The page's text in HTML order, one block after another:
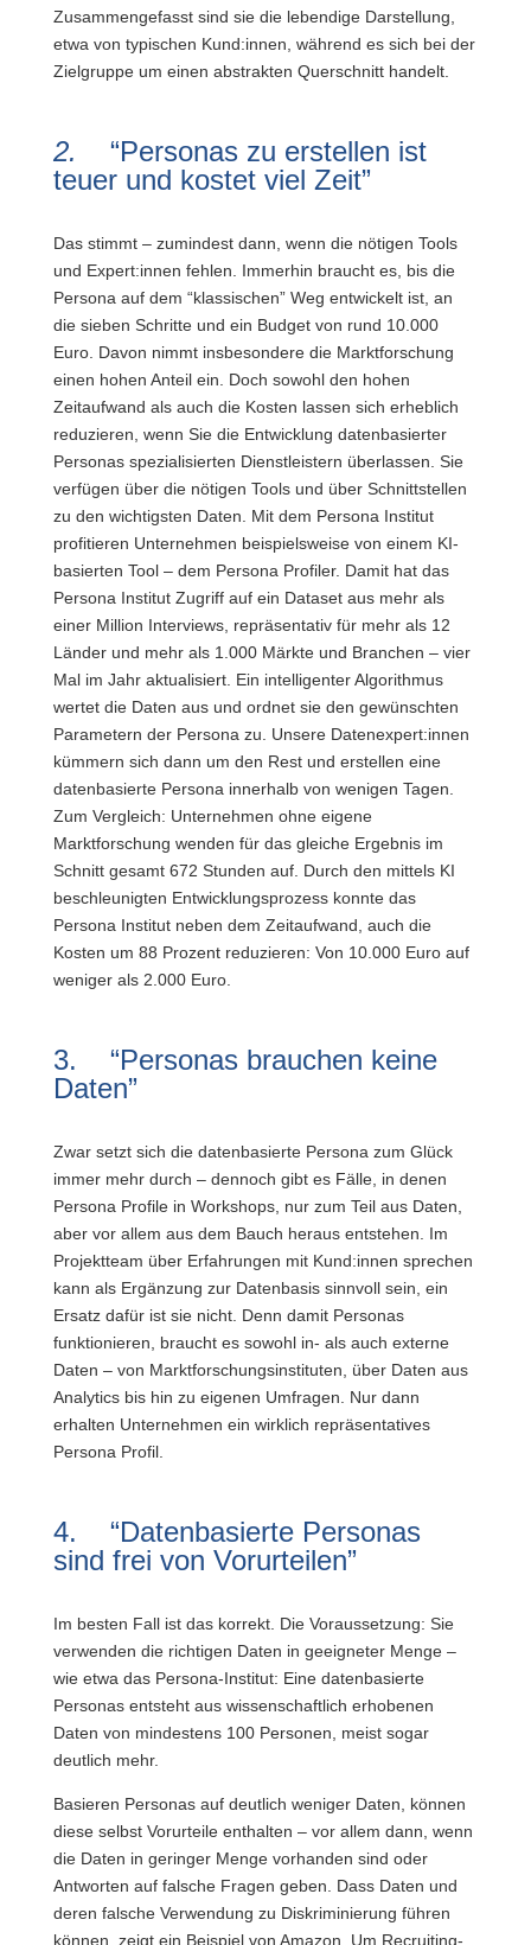
Zusammengefasst sind sie die lebendige Darstellung,
etwa von typischen Kund:innen, während es sich bei der
Zielgruppe um einen abstrakten Querschnitt handelt.
2. “Personas zu erstellen ist
teuer und kostet viel Zeit”
Das stimmt – zumindest dann, wenn die nötigen Tools
und Expert:innen fehlen. Immerhin braucht es, bis die
Persona auf dem “klassischen” Weg entwickelt ist, an
die sieben Schritte und ein Budget von rund 10.000
Euro. Davon nimmt insbesondere die Marktforschung
einen hohen Anteil ein. Doch sowohl den hohen
Zeitaufwand als auch die Kosten lassen sich erheblich
reduzieren, wenn Sie die Entwicklung datenbasierter
Personas spezialisierten Dienstleistern überlassen. Sie
verfügen über die nötigen Tools und über Schnittstellen
zu den wichtigsten Daten. Mit dem Persona Institut
profitieren Unternehmen beispielsweise von einem KI-
basierten Tool – dem Persona Profiler. Damit hat das
Persona Institut Zugriff auf ein Dataset aus mehr als
einer Million Interviews, repräsentativ für mehr als 12
Länder und mehr als 1.000 Märkte und Branchen – vier
Mal im Jahr aktualisiert. Ein intelligenter Algorithmus
wertet die Daten aus und ordnet sie den gewünschten
Parametern der Persona zu. Unsere Datenexpert:innen
kümmern sich dann um den Rest und erstellen eine
datenbasierte Persona innerhalb von wenigen Tagen.
Zum Vergleich: Unternehmen ohne eigene
Marktforschung wenden für das gleiche Ergebnis im
Schnitt gesamt 672 Stunden auf. Durch den mittels KI
beschleunigten Entwicklungsprozess konnte das
Persona Institut neben dem Zeitaufwand, auch die
Kosten um 88 Prozent reduzieren: Von 10.000 Euro auf
weniger als 2.000 Euro.
3. “Personas brauchen keine
Daten”
Zwar setzt sich die datenbasierte Persona zum Glück
immer mehr durch – dennoch gibt es Fälle, in denen
Persona Profile in Workshops, nur zum Teil aus Daten,
aber vor allem aus dem Bauch heraus entstehen. Im
Projektteam über Erfahrungen mit Kund:innen sprechen
kann als Ergänzung zur Datenbasis sinnvoll sein, ein
Ersatz dafür ist sie nicht. Denn damit Personas
funktionieren, braucht es sowohl in- als auch externe
Daten – von Marktforschungsinstituten, über Daten aus
Analytics bis hin zu eigenen Umfragen. Nur dann
erhalten Unternehmen ein wirklich repräsentatives
Persona Profil.
4. “Datenbasierte Personas
sind frei von Vorurteilen”
Im besten Fall ist das korrekt. Die Voraussetzung: Sie
verwenden die richtigen Daten in geeigneter Menge –
wie etwa das Persona-Institut: Eine datenbasierte
Personas entsteht aus wissenschaftlich erhobenen
Daten von mindestens 100 Personen, meist sogar
deutlich mehr.
Basieren Personas auf deutlich weniger Daten, können
diese selbst Vorurteile enthalten – vor allem dann, wenn
die Daten in geringer Menge vorhanden sind oder
Antworten auf falsche Fragen geben. Dass Daten und
deren falsche Verwendung zu Diskriminierung führen
können, zeigt ein Beispiel von Amazon. Um Recruiting-